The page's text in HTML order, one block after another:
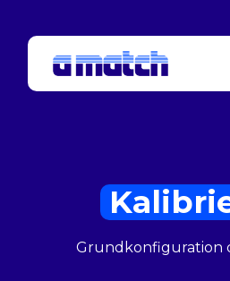
Grundkonfiguration